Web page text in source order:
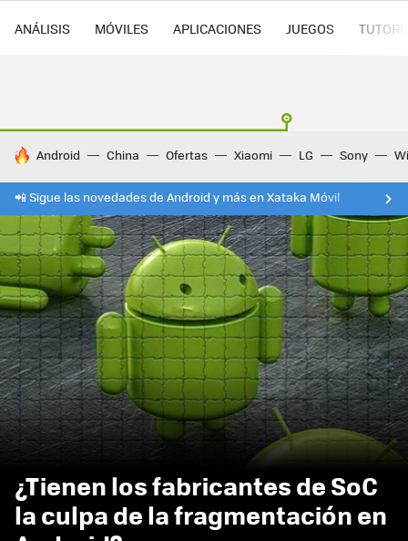
ANÁLISIS MÓVILES APLICACIONES JUEGOS
HOY SE HABLA DE
Android China Ofertas Xiaomi LG Sony
📲 Sigue las novedades de Android y más en Xataka Móvil
¿Tienen los fabricantes de SoC
la culpa de la fragmentación en